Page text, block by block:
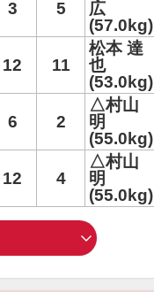
3 5
広
(57.0kg)
12 11
松本 達
也
(53.0kg)
6 2
△村山
明
(55.0kg)
12 4
△村山
明
(55.0kg)